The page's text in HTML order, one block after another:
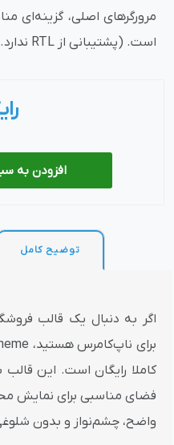
مرورگرهای اصلی، گزینه‌ای
است. (پشتیبانی از RTL ندارد.)
افزودن به
توضیح کامل
اگر به دنبال یک قالب
کاملا رایگان است. این قالب
فضای مناسبی برای نمایش
واضح، چشم‌نواز و بدون